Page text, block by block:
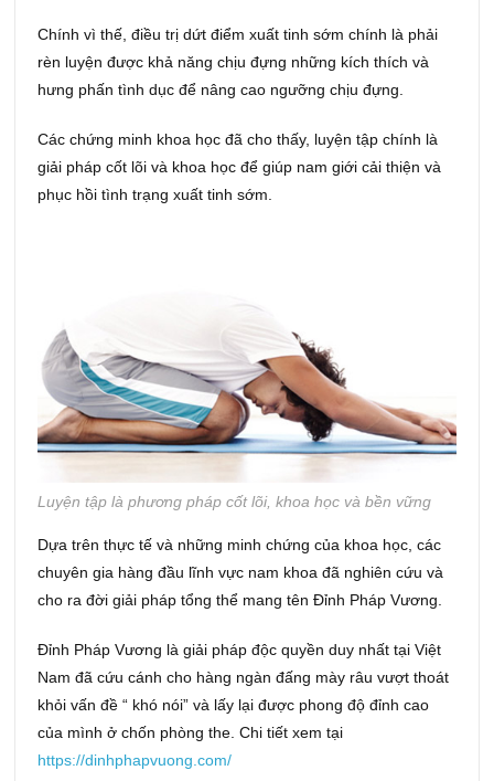
Chính vì thế, điều trị dứt điểm xuất tinh sớm chính là phải
rèn luyện được khả năng chịu đựng những kích thích và
hưng phấn tình dục để nâng cao ngưỡng chịu đựng.
Các chứng minh khoa học đã cho thấy, luyện tập chính là
giải pháp cốt lõi và khoa học để giúp nam giới cải thiện và
phục hồi tình trạng xuất tinh sớm.
Luyện tập là phương pháp cốt lõi, khoa học và bền vững
Dựa trên thực tế và những minh chứng của khoa học, các
chuyên gia hàng đầu lĩnh vực nam khoa đã nghiên cứu và
cho ra đời giải pháp tổng thể mang tên Đỉnh Pháp Vương.
Đỉnh Pháp Vương là giải pháp độc quyền duy nhất tại Việt
Nam đã cứu cánh cho hàng ngàn đấng mày râu vượt thoát
khỏi vấn đề “ khó nói” và lấy lại được phong độ đỉnh cao
của mình ở chốn phòng the. Chi tiết xem tại
https://dinhphapvuong.com/